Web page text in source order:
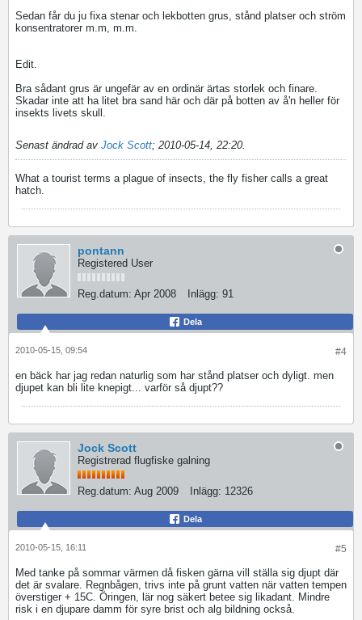
Sedan får du ju fixa stenar och lekbotten grus, stånd platser och ström
konsentratorer m.m, m.m.
Edit.
Bra sådant grus är ungefär av en ordinär ärtas storlek och finare.
Skadar inte att ha litet bra sand här och där på botten av å'n heller för
insekts livets skull.
Senast ändrad av Jock Scott; 2010-05-14, 22:20.
What a tourist terms a plague of insects, the fly fisher calls a great
hatch.
pontann
Registered User
Reg.datum: Apr 2008 Inlägg: 91
Dela
#4
2010-05-15, 09:54
en bäck har jag redan naturlig som har stånd platser och dyligt. men
djupet kan bli lite knepigt... varför så djupt??
Jock Scott
Registrerad flugfiske galning
Reg.datum: Aug 2009 Inlägg: 12326
Dela
#5
2010-05-15, 16:11
Med tanke på sommar värmen då fisken gärna vill ställa sig djupt där
det är svalare. Regnbågen, trivs inte på grunt vatten när vatten tempen
överstiger + 15C. Öringen, lär nog säkert betee sig likadant. Mindre
risk i en djupare damm för syre brist och alg bildning också.